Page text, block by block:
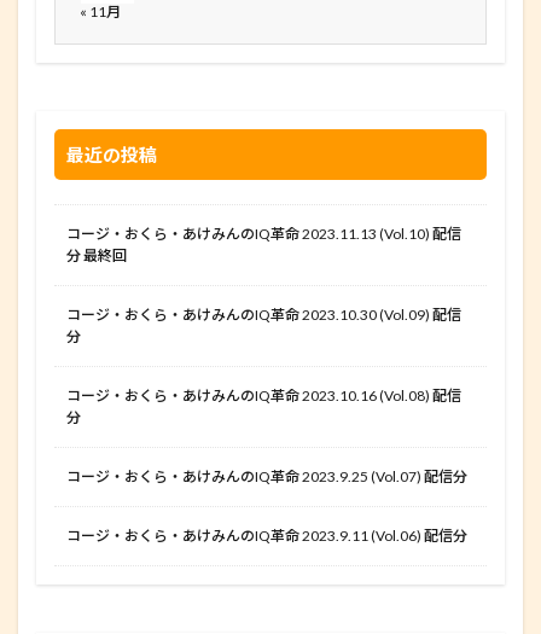
« 11月
最近の投稿
コージ・おくら・あけみんのIQ革命 2023.11.13 (Vol.10) 配信
分 最終回
コージ・おくら・あけみんのIQ革命 2023.10.30 (Vol.09) 配信
分
コージ・おくら・あけみんのIQ革命 2023.10.16 (Vol.08) 配信
分
コージ・おくら・あけみんのIQ革命 2023.9.25 (Vol.07) 配信分
コージ・おくら・あけみんのIQ革命 2023.9.11 (Vol.06) 配信分